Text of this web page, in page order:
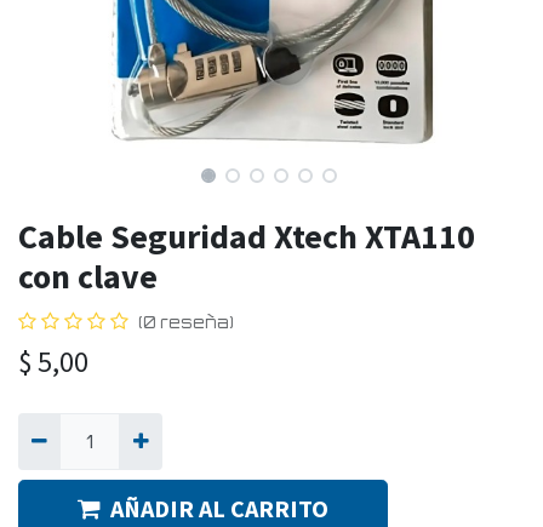
Cable Seguridad Xtech XTA110
con clave
(0 reseña)
$ 5,00
AÑADIR AL CARRITO